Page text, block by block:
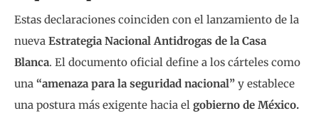
Estas declaraciones coinciden con el lanzamiento de la
nueva Estrategia Nacional Antidrogas de la Casa
Blanca. El documento oficial define a los cárteles como
una “amenaza para la seguridad nacional” y establece
una postura más exigente hacia el gobierno de México.